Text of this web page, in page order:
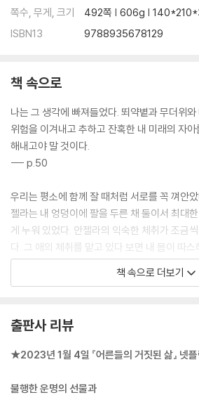
쪽수, 무게, 크기
492쪽 | 606g |
ISBN13
9788935678129
책 속으로
나는 그 생각에 빠져들었다. 뙤약볕과 무더위
위험을 이겨내고 추하고 잔혹한 내 미래의 자
해내고야 말 것이다.
--- p.50
우리는 평소에 함께 잘 때처럼 서로를 꼭 껴안
젤라는 내 엉덩이에 팔을 두른 채 둘이서 최대
게 누워 있었다. 안젤라의 익숙한 체취가 조금
다. 그 애의 체취를 맡고 있다 보면 내 몸이 따스
--- p.138
힌 눈물은 나의 무죄의 증거와는 거리가 멀었다.
--- p.168
집으로 돌아가 혼자 내 방 장롱 거울에 내 모습
책 속으로 더보기
출판사 리뷰
★2023년 1월 4일 『어른들의 거짓된 삶』 넷
불행한 운명의 선물과